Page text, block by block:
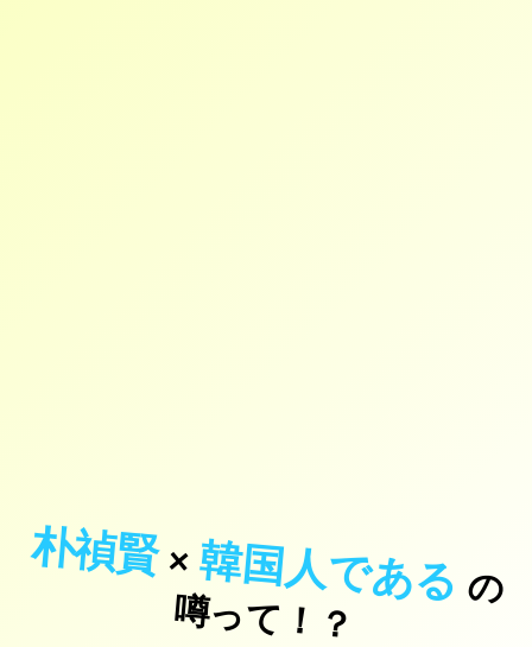
朴禎賢×韓国人である の
噂
っ
て
！
？